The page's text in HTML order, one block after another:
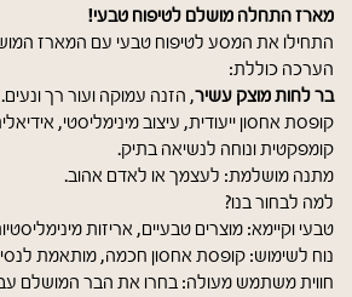
מארז התחלה מושלם לטיפוח טבעי!
התחילו את המסע לטיפוח טבעי עם המארז
הערכה כוללת:
בר לחות מוצק עשיר, הזנה עמוקה ועור רך ונעים.
קופסת אחסון ייעודית, עיצוב מינימליסטי,
קומפקטית ונוחה לנשיאה בתיק.
מתנה מושלמת: לעצמך או לאדם אהוב.
למה לבחור בנו?
טבעי וקיימא: מוצרים טבעיים, אריזות
נוח לשימוש: קופסת אחסון חכמה, מותאמת
חווית משתמש מעולה: בחרו את הבר המושלם